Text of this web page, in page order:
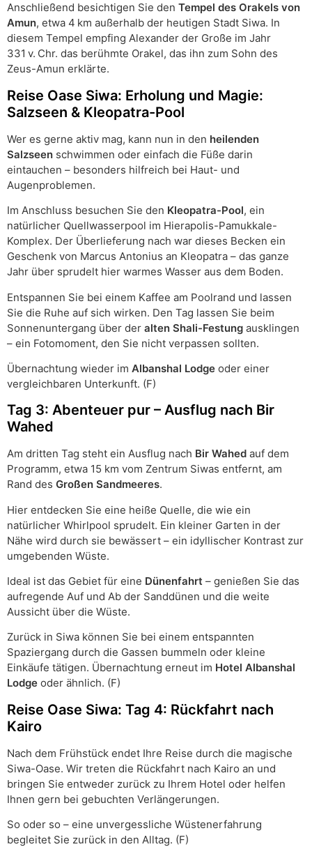
Anschließend besichtigen Sie den Tempel des Orakels von
Amun, etwa 4 km außerhalb der heutigen Stadt Siwa. In
diesem Tempel empfing Alexander der Große im Jahr
331 v. Chr. das berühmte Orakel, das ihn zum Sohn des
Zeus-Amun erklärte.
Reise Oase Siwa: Erholung und Magie:
Salzseen & Kleopatra-Pool
Wer es gerne aktiv mag, kann nun in den heilenden
Salzseen schwimmen oder einfach die Füße darin
eintauchen – besonders hilfreich bei Haut- und
Augenproblemen.
Im Anschluss besuchen Sie den Kleopatra-Pool, ein
natürlicher Quellwasserpool im Hierapolis-Pamukkale-
Komplex. Der Überlieferung nach war dieses Becken ein
Geschenk von Marcus Antonius an Kleopatra – das ganze
Jahr über sprudelt hier warmes Wasser aus dem Boden.
Entspannen Sie bei einem Kaffee am Poolrand und lassen
Sie die Ruhe auf sich wirken. Den Tag lassen Sie beim
Sonnenuntergang über der alten Shali-Festung ausklingen
– ein Fotomoment, den Sie nicht verpassen sollten.
Übernachtung wieder im Albanshal Lodge oder einer
vergleichbaren Unterkunft. (F)
Tag 3: Abenteuer pur – Ausflug nach Bir
Wahed
Am dritten Tag steht ein Ausflug nach Bir Wahed auf dem
Programm, etwa 15 km vom Zentrum Siwas entfernt, am
Rand des Großen Sandmeeres.
Hier entdecken Sie eine heiße Quelle, die wie ein
natürlicher Whirlpool sprudelt. Ein kleiner Garten in der
Nähe wird durch sie bewässert – ein idyllischer Kontrast zur
umgebenden Wüste.
Ideal ist das Gebiet für eine Dünenfahrt – genießen Sie das
aufregende Auf und Ab der Sanddünen und die weite
Aussicht über die Wüste.
Zurück in Siwa können Sie bei einem entspannten
Spaziergang durch die Gassen bummeln oder kleine
Einkäufe tätigen. Übernachtung erneut im Hotel Albanshal
Lodge oder ähnlich. (F)
Reise Oase Siwa: Tag 4: Rückfahrt nach
Kairo
Nach dem Frühstück endet Ihre Reise durch die magische
Siwa-Oase. Wir treten die Rückfahrt nach Kairo an und
bringen Sie entweder zurück zu Ihrem Hotel oder helfen
Ihnen gern bei gebuchten Verlängerungen.
So oder so – eine unvergessliche Wüstenerfahrung
begleitet Sie zurück in den Alltag. (F)